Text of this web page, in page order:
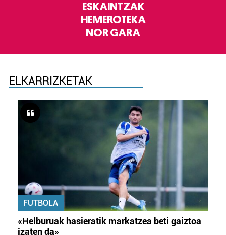
ESKAINTZAK
HEMEROTEKA
NOR GARA
ELKARRIZKETAK
FUTBOLA
«Helburuak hasieratik markatzea beti gaiztoa
izaten da»